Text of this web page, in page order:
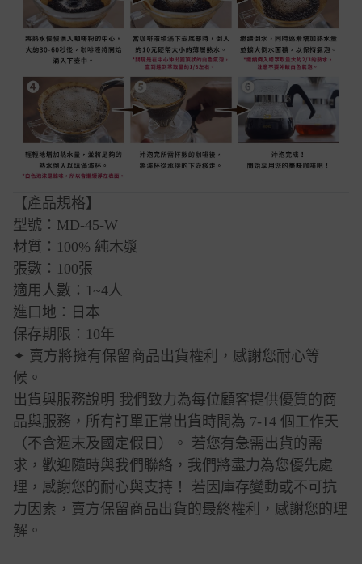
【產品規格】
型號：MD-45-W
材質：100% 純木漿
張數：100張
適用人數：1~4人
進口地：日本
保存期限：10年
✦ 賣方將擁有保留商品出貨權利，感謝您耐心等
候。
出貨與服務說明 我們致力為每位顧客提供優質的商
品與服務，所有訂單正常出貨時間為 7-14 個工作天
（不含週末及國定假日）。 若您有急需出貨的需
求，歡迎隨時與我們聯絡，我們將盡力為您優先處
理，感謝您的耐心與支持！ 若因庫存變動或不可抗
力因素，賣方保留商品出貨的最終權利，感謝您的理
解。